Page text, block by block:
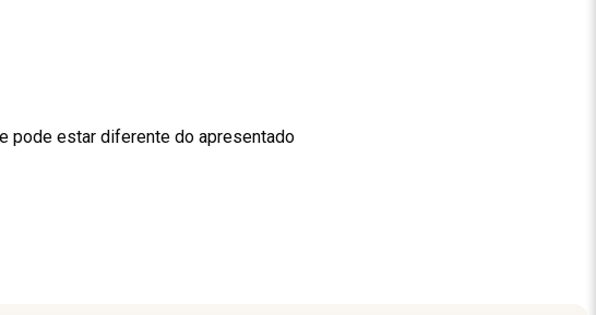
pode estar diferente do apresentado